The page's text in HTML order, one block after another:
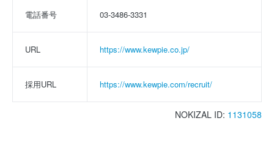
電話番号 03-3486-3331
URL https://www.kewpie.co.jp/
採用URL https://www.kewpie.com/recruit/
NOKIZAL ID: 1131058